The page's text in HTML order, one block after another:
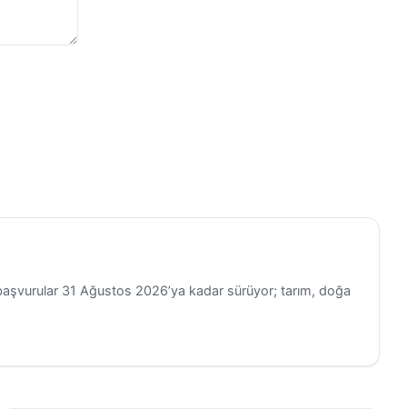
31 Ağustos 2026’ya kadar sürüyor; tarım, doğa